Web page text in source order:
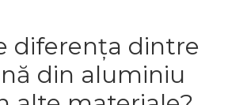
diferența dintre
din aluminiu